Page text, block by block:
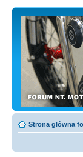
Strona główna